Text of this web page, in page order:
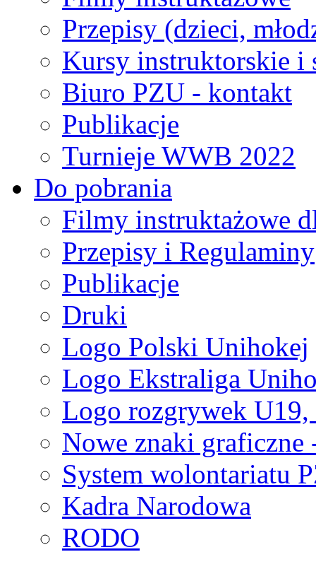
Przepisy (dzieci,
Kursy instruktorskie i
Biuro PZU - kontakt
Publikacje
Turnieje WWB 2022
Do pobrania
Filmy instruktażowe
Przepisy i Regulaminy
Publikacje
Druki
Logo Polski Unihokej
Logo Ekstraliga
Logo rozgrywek
Nowe znaki graficzne
System wolontariatu
Kadra Narodowa
RODO